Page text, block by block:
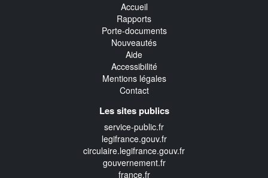
Accueil
Rapports
Porte-documents
Nouveautés
Aide
Accessibilité
Mentions légales
Contact
Les sites publics
service-public.fr
legifrance.gouv.fr
circulaire.legifrance.gouv.fr
gouvernement.fr
france.fr